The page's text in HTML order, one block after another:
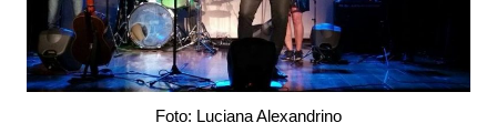
Foto: Luciana Alexandrino